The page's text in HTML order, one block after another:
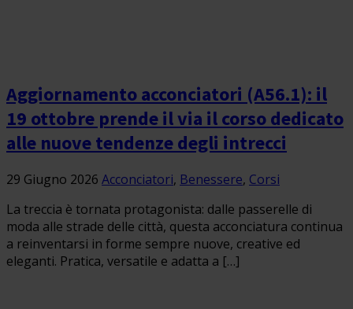
Aggiornamento acconciatori (A56.1): il
19 ottobre prende il via il corso dedicato
alle nuove tendenze degli intrecci
29 Giugno 2026 Acconciatori, Benessere, Corsi
La treccia è tornata protagonista: dalle passerelle di
moda alle strade delle città, questa acconciatura continua
a reinventarsi in forme sempre nuove, creative ed
eleganti. Pratica, versatile e adatta a […]